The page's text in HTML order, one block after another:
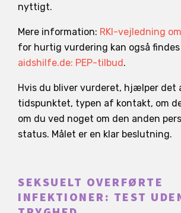
nyttigt.
Mere information: RKI-vejledning
for hurtig vurdering kan også findes
aidshilfe.de: PEP-tilbud.
Hvis du bliver vurderet, hjælper det
tidspunktet, typen af kontakt, om
om du ved noget om den anden
status. Målet er en klar beslutning.
SEKSUELT OVERFØRTE
INFEKTIONER: TEST